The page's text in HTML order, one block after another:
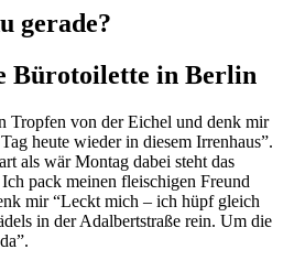
gerade?
Bürotoilette in Berlin
Tropfen von der Eichel und denk mir
heute wieder in diesem Irrenhaus”.
als wär Montag dabei steht das
pack meinen fleischigen Freund
mir “Leckt mich – ich hüpf gleich
in der Adalbertstraße rein. Um die